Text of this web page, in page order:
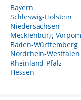
Bayern
Schleswig-Holstein
Niedersachsen
Mecklenburg-
Baden-Württemberg
Nordrhein-Westfalen
Rheinland-Pfalz
Hessen